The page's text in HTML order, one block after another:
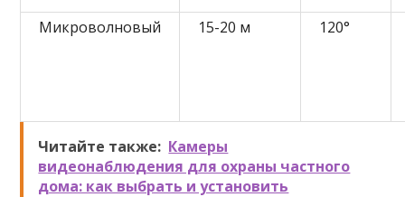
Микроволновый 15-20 м 120°
Читайте также: Камеры
видеонаблюдения для охраны частного
дома: как выбрать и установить